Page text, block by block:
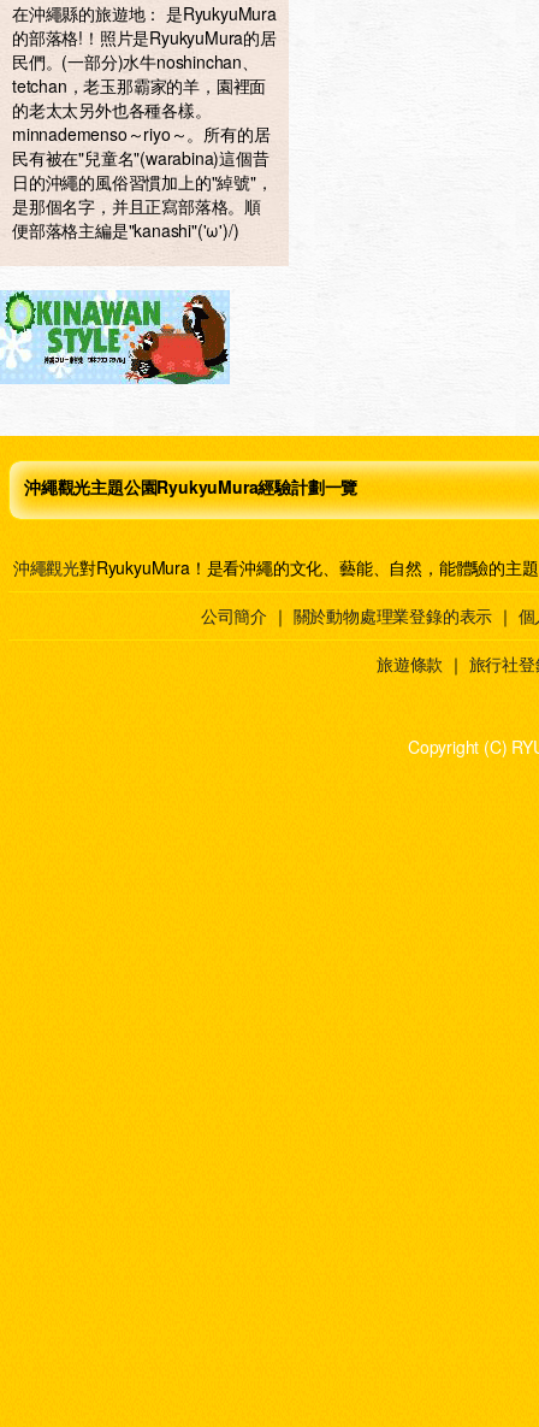
在沖繩縣的旅遊地： 是RyukyuMura
的部落格!！照片是RyukyuMura的居
民們。(一部分)水牛noshinchan、
tetchan，老玉那霸家的羊，園裡面
的老太太另外也各種各樣。
minnademenso～riyo～。所有的居
民有被在"兒童名"(warabina)這個昔
日的沖繩的風俗習慣加上的"綽號"，
是那個名字，并且正寫部落格。順
便部落格主編是"kanashi"('ω')/)
沖繩觀光主題公園RyukyuMura經驗計劃一覽
沖繩觀光對RyukyuMura！是看沖繩的文化、藝能、自然，能體驗的主
公司簡介 ｜ 關於動物處理業登錄的表示 ｜
旅遊條款 ｜ 旅行社
Copyright (C)